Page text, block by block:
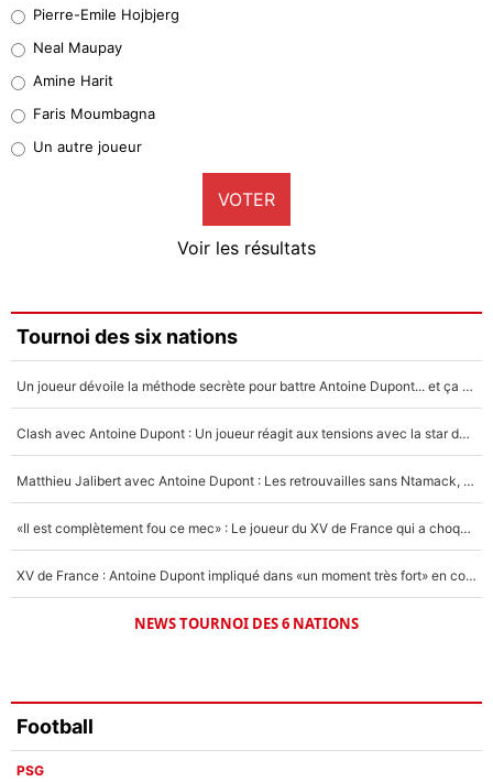
5%
1%
9%
Faris Moumbagna
4%
Un autre joueur
5%
Pierre-Emile Hojbjerg
Neal Maupay
Amine Harit
Faris Moumbagna
Un autre joueur
VOTER
Voir les résultats
Tournoi des six nations
Un joueur dévoile la méthode secrète pour battre Antoine Dupont... et ça marche !
Clash avec Antoine Dupont : Un joueur réagit aux tensions avec la star du XV de France !
Matthieu Jalibert avec Antoine Dupont : Les retrouvailles sans Ntamack, «il y a eu des discussions»
«Il est complètement fou ce mec» : Le joueur du XV de France qui a choqué Matthieu Jalibert !
XV de France : Antoine Dupont impliqué dans «un moment très fort» en coulisses
NEWS TOURNOI DES 6 NATIONS
Football
PSG